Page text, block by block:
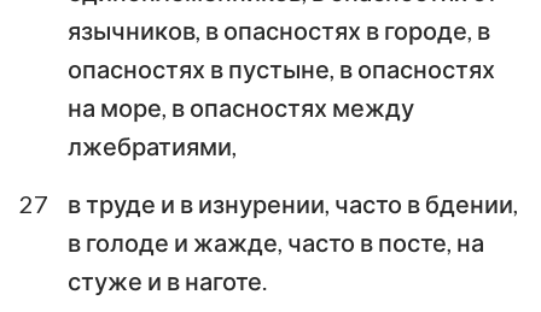
язычников, в опасностях в городе, в
опасностях в пустыне, в опасностях
на море, в опасностях между
лжебратиями,
27
в труде и в изнурении, часто в бдении,
в голоде и жажде, часто в посте, на
стуже и в наготе.